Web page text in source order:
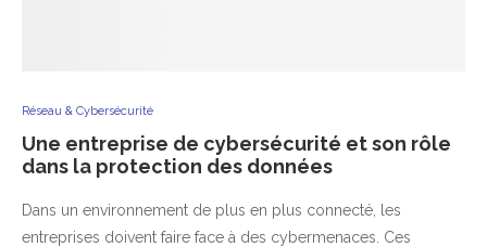
Réseau & Cybersécurité
Une entreprise de cybersécurité et son rôle
dans la protection des données
Dans un environnement de plus en plus connecté, les
entreprises doivent faire face à des cybermenaces. Ces